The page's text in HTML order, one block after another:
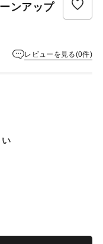
ンアップ
レビューを見る(0件)